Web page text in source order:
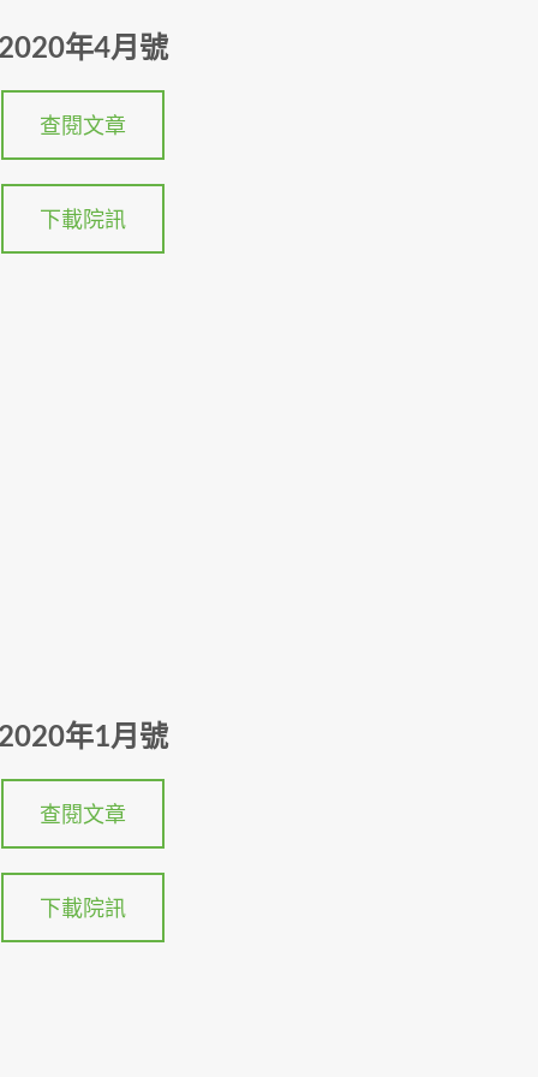
年4月號
查閱文章
下載院訊
年1月號
查閱文章
下載院訊